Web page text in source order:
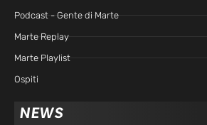
Podcast - Gente di Marte
Marte Replay
Marte Playlist
Ospiti
NEWS